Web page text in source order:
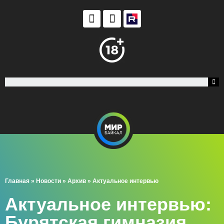
Главная » Новости » Архив » Актуальное интервью
Актуальное интервью: